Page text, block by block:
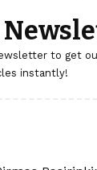
to get
instantly!